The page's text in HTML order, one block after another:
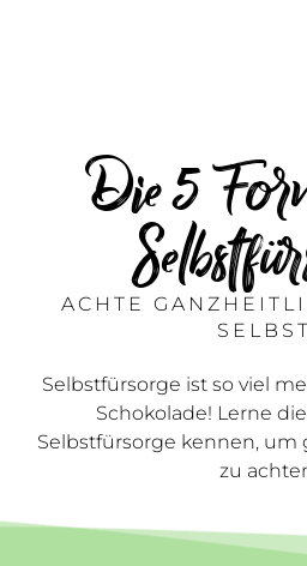
Die 5
ACHTE
Selbstfürsorge ist so viel
Schokolade! Lerne
Selbstfürsorge kennen, um
zu